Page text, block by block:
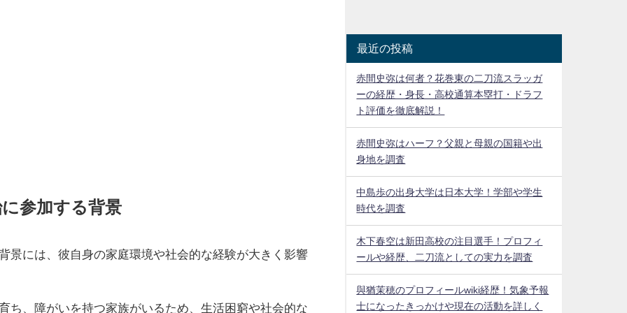
参加する背景
景には、彼自身の家庭環境や社会的な経験が大きく影響
ち、障がいを持つ家族がいるため、生活困窮や社会的な
最近の投稿
赤間史弥は何者？花巻東の二刀流スラッガ
ーの経歴・身長・高校通算本塁打・ドラフ
ト評価を徹底解説！
赤間史弥はハーフ？父親と母親の国籍や出
身地を調査
中島歩の出身大学は日本大学！学部や学生
時代を調査
木下春空は新田高校の注目選手！プロフィ
ールや経歴、二刀流としての実力を調査
與猶茉穂のプロフィールwiki経歴！気象予報
士になったきっかけや現在の活動を詳しく